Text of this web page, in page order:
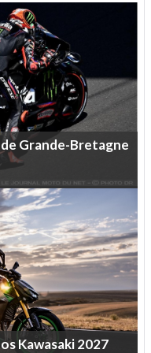
de Grande-Bretagne
Kawasaki2027